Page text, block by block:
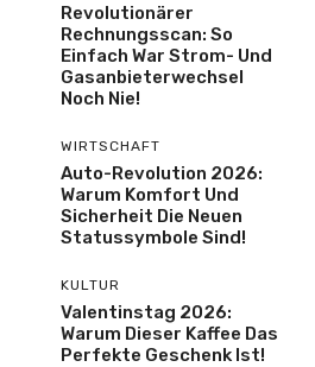
Revolutionärer
Rechnungsscan: So
Einfach War Strom- Und
Gasanbieterwechsel
Noch Nie!
WIRTSCHAFT
Auto-Revolution 2026:
Warum Komfort Und
Sicherheit Die Neuen
Statussymbole Sind!
KULTUR
Valentinstag 2026:
Warum Dieser Kaffee Das
Perfekte Geschenk Ist!